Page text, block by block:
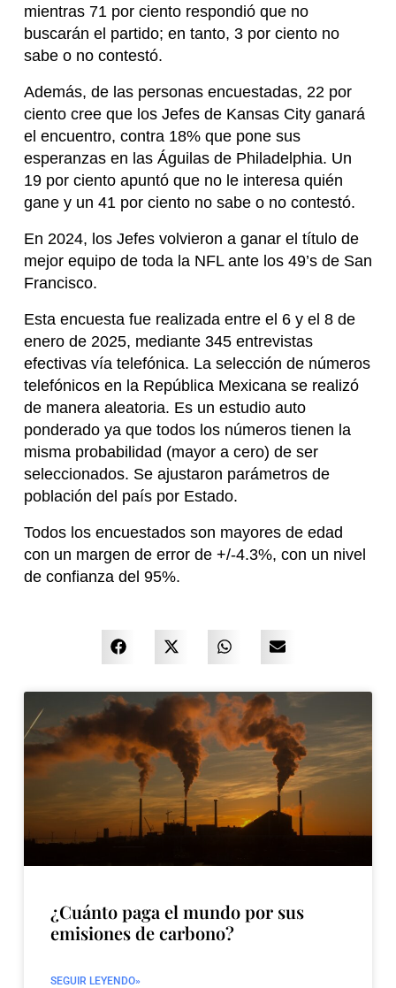
mientras 71 por ciento respondió que no
buscarán el partido; en tanto, 3 por ciento no
sabe o no contestó.
Además, de las personas encuestadas, 22 por
ciento cree que los Jefes de Kansas City ganará
el encuentro, contra 18% que pone sus
esperanzas en las Águilas de Philadelphia. Un
19 por ciento apuntó que no le interesa quién
gane y un 41 por ciento no sabe o no contestó.
En 2024, los Jefes volvieron a ganar el título de
mejor equipo de toda la NFL ante los 49’s de San
Francisco.
Esta encuesta fue realizada entre el 6 y el 8 de
enero de 2025, mediante 345 entrevistas
efectivas vía telefónica. La selección de números
telefónicos en la República Mexicana se realizó
de manera aleatoria. Es un estudio auto
ponderado ya que todos los números tienen la
misma probabilidad (mayor a cero) de ser
seleccionados. Se ajustaron parámetros de
población del país por Estado.
Todos los encuestados son mayores de edad
con un margen de error de +/-4.3%, con un nivel
de confianza del 95%.
¿Cuánto paga el mundo por sus
emisiones de carbono?
SEGUIR LEYENDO»